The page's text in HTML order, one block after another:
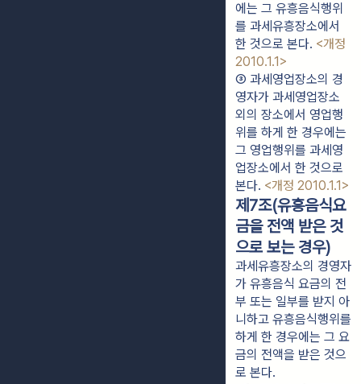
에는 그 유흥음식행위
를 과세유흥장소에서
한 것으로 본다. <개정
2010.1.1>
③ 과세영업장소의 경
영자가 과세영업장소
외의 장소에서 영업행
위를 하게 한 경우에는
그 영업행위를 과세영
업장소에서 한 것으로
본다. <개정 2010.1.1>
제7조(유흥음식요
금을 전액 받은 것
으로 보는 경우)
과세유흥장소의 경영자
가 유흥음식 요금의 전
부 또는 일부를 받지 아
니하고 유흥음식행위를
하게 한 경우에는 그 요
금의 전액을 받은 것으
로 본다.